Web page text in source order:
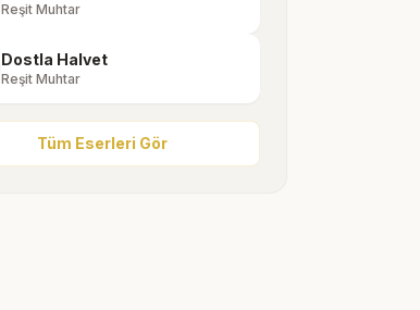
Reşit Muhtar
Dostla Halvet
Reşit Muhtar
Tüm Eserleri Gör